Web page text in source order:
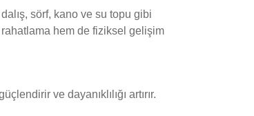
sörf, kano ve su topu gibi
hem de fiziksel gelişim
ve dayanıklılığı artırır.